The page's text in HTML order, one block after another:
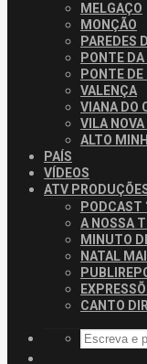
MELGAÇO
MONÇÃO
PAREDES
PONTE
PONTE
VALENÇA
VIANA DO
VILA NOVA
ALTO
PAÍS
VÍDEOS
ATV
PODCAST
A NOSSA
MINUTO
NATAL
CANTO